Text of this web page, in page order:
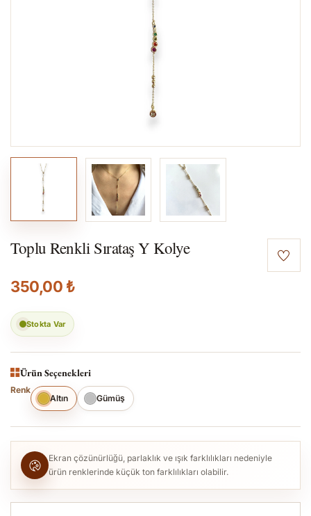
Toplu Renkli Sırataş Y Kolye
350,00 ₺
Stokta Var
Ürün Seçenekleri
Renk
Altın
Gümüş
Ekran çözünürlüğü, parlaklık ve ışık farklılıkları nedeniyle
ürün renklerinde küçük ton farklılıkları olabilir.